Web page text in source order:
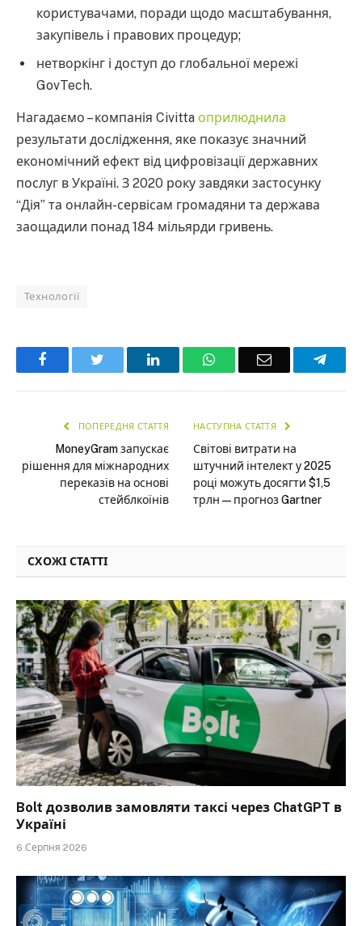
користувачами, поради щодо масштабування,
закупівель і правових процедур;
нетворкінг і доступ до глобальної мережі
GovTech.
Нагадаємо – компанія Civitta оприлюднила
результати дослідження, яке показує значний
економічний ефект від цифровізації державних
послуг в Україні. З 2020 року завдяки застосунку
“Дія” та онлайн-сервісам громадяни та держава
заощадили понад 184 мільярди гривень.
Технології
Facebook LinkedInWhatsAppEmail
ПОПЕРЕДНЯ СТАТТЯ
MoneyGram запускає
рішення для міжнародних
переказів на основі
стейблкоїнів
НАСТУПНА СТАТТЯ
Світові витрати на
штучний інтелект у 2025
році можуть досягти $1,5
трлн — прогноз Gartner
СХОЖІ СТАТТІ
Bolt дозволив замовляти таксі через ChatGPT в
Україні
6 Серпня 2026